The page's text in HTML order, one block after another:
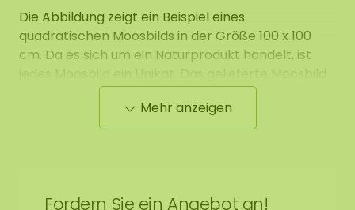
Die Abbildung zeigt ein Beispiel eines
quadratischen Moosbilds in der Größe 100 x 100
cm. Da es sich um ein Naturprodukt handelt, ist
kann daher leicht vom gezeigten Muster
abweichen. Benötigen Sie eine andere Größe?
Kontaktieren Sie uns.
Mehr anzeigen
Fordern Sie ein Angebot an!